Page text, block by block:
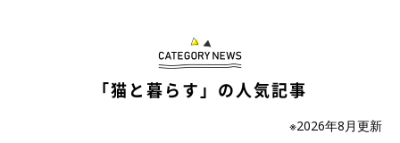
気付くと転がっているものなんです
「猫と暮らす」の人気記事
※2026年8月更新